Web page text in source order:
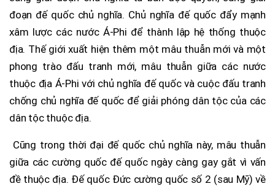
đoạn đế quốc chủ nghĩa. Chủ nghĩa đế quốc đẩy mạnh
xâm lược các nước Á-Phi để thành lập hệ thống thuộc
địa. Thế giới xuất hiện thêm một mâu thuẫn mới và một
phong trào đấu tranh mới, mâu thuẫn giữa các nước
thuộc địa Á-Phi với chủ nghĩa đế quốc và cuộc đấu tranh
chống chủ nghĩa đế quốc để giải phóng dân tộc của các
dân tộc thuộc địa.
Cũng trong thời đại đế quốc chủ nghĩa này, mâu thuẫn
giữa các cường quốc đế quốc ngày càng gay gắt vì vấn
đề thuộc địa. Đế quốc Đức cường quốc số 2 (sau Mỹ) về